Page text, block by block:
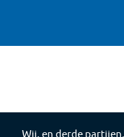
Wij, en derde